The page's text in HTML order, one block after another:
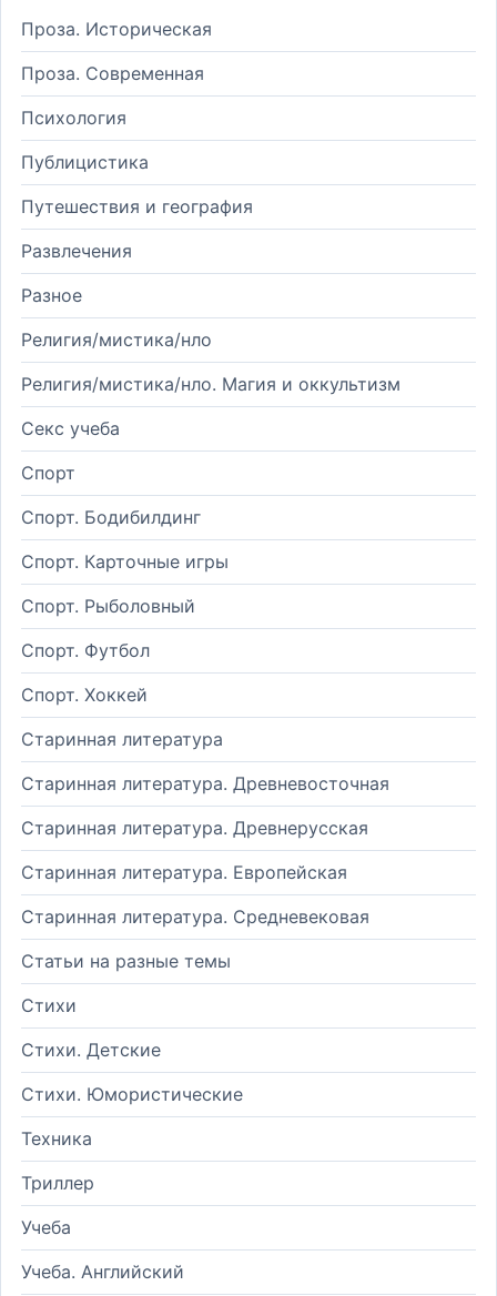
Проза. Историческая
Проза. Современная
Психология
Публицистика
Путешествия и география
Развлечения
Разное
Религия/мистика/нло
Религия/мистика/нло. Магия и оккультизм
Секс учеба
Спорт
Спорт. Бодибилдинг
Спорт. Карточные игры
Спорт. Рыболовный
Спорт. Футбол
Спорт. Хоккей
Старинная литература
Старинная литература. Древневосточная
Старинная литература. Древнерусская
Старинная литература. Европейская
Старинная литература. Средневековая
Статьи на разные темы
Стихи
Стихи. Детские
Стихи. Юмористические
Техника
Триллер
Учеба
Учеба. Английский